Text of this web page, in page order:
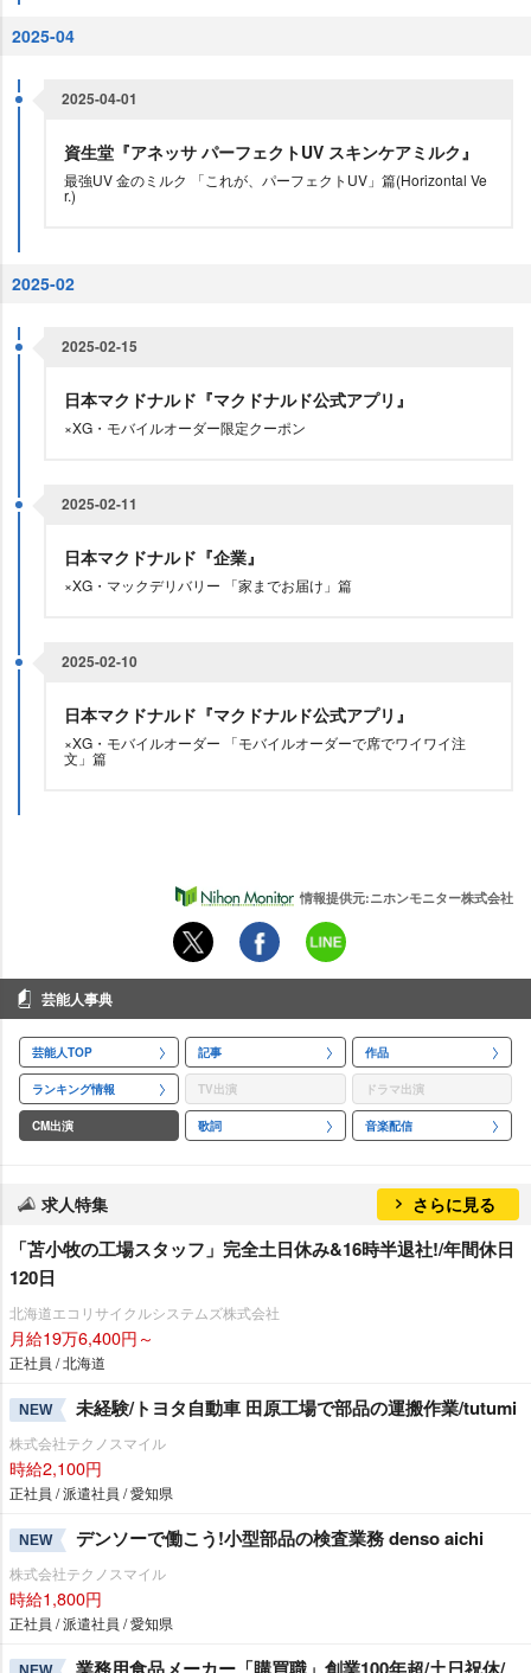
2025-04
2025-04-01
資生堂『アネッサ パーフェクトUV スキンケアミルク』
最強UV 金のミルク 「これが、パーフェクトUV」篇(Horizontal Ve
r.)
2025-02
2025-02-15
日本マクドナルド『マクドナルド公式アプリ』
×XG・モバイルオーダー限定クーポン
2025-02-11
日本マクドナルド『企業』
×XG・マックデリバリー 「家までお届け」篇
2025-02-10
日本マクドナルド『マクドナルド公式アプリ』
×XG・モバイルオーダー 「モバイルオーダーで席でワイワイ注
文」篇
情報提供元:ニホンモニター株式会社
芸能人事典
芸能人TOP 記事 作品
ランキング情報 TV出演 ドラマ出演
CM出演 歌詞 音楽配信
求人特集 さらに見る
「苫小牧の工場スタッフ」完全土日休み&16時半退社!/年間休日
120日
北海道エコリサイクルシステムズ株式会社
月給19万6,400円～
正社員 / 北海道
NEW 未経験/トヨタ自動車 田原工場で部品の運搬作業/tutumi
株式会社テクノスマイル
時給2,100円
正社員 / 派遣社員 / 愛知県
NEW デンソーで働こう!小型部品の検査業務 denso aichi
株式会社テクノスマイル
時給1,800円
正社員 / 派遣社員 / 愛知県